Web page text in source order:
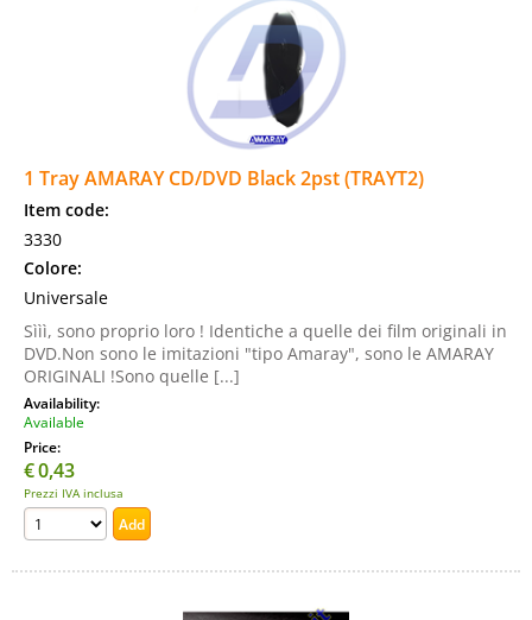
1 Tray AMARAY CD/DVD Black 2pst (TRAYT2)
Item code:
3330
Colore:
Universale
Sììì, sono proprio loro ! Identiche a quelle dei film originali in
DVD.Non sono le imitazioni "tipo Amaray", sono le AMARAY
ORIGINALI !Sono quelle [...]
Availability:
Available
Price:
€0,43
Prezzi IVA inclusa